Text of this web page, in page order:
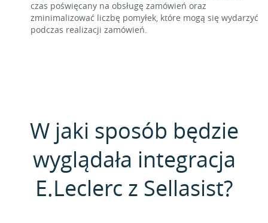
czas poświęcany na obsługę zamówień oraz
zminimalizować liczbę pomyłek, które mogą się wydarzyć
podczas realizacji zamówień.
W jaki sposób będzie
wyglądała integracja
E.Leclerc z Sellasist?